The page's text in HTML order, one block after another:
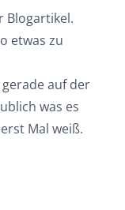
Blogartikel.
etwas zu
auf der
was es
Mal weiß.